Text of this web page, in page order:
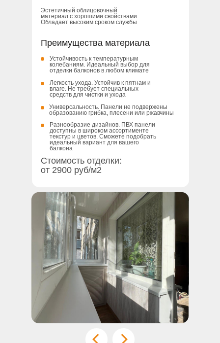
Преимущества материала
Эстетичный облицовочный
материал с хорошими свойствами
Обладает высоким сроком службы
Стоимость отделки:
от 2900 руб/м2
Устойчивость к температурным
колебаниям. Идеальный выбор для
отделки балконов в любом климате
Универсальность. Панели не подвержены
образованию грибка, плесени или ржавчины
Легкость ухода. Устойчив к пятнам и
влаге. Не требует специальных
средств для чистки и ухода
Разнообразие дизайнов. ПВХ панели
доступны в широком ассортименте
текстур и цветов. Сможете подобрать
идеальный вариант для вашего
балкона
Не экономим на
используем в работе
временем бренды:
Rehau, Delux, Tarkett и
др. Немецкие бренды
Заказать отделку
жилую комнатус лаунж-
зоной и рабочим местом
Один из наших проектов
полной отделкой лоджии